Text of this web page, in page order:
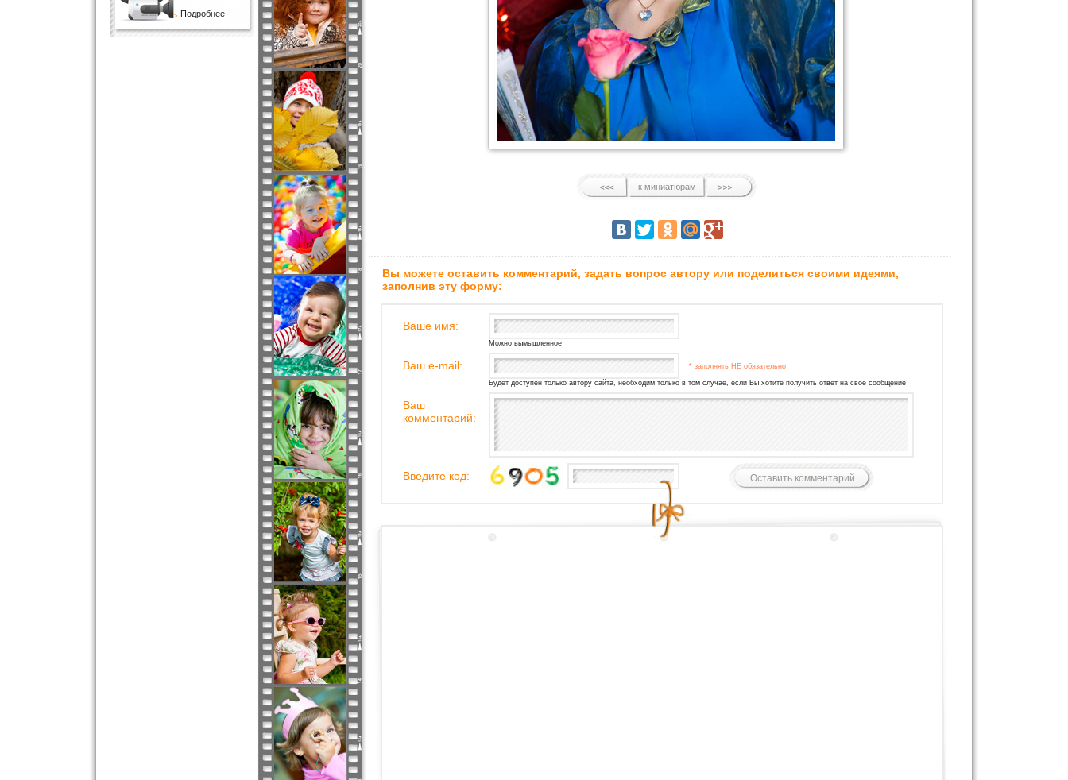
Подробнее
к миниатюрам
Вы можете оставить комментарий, задать вопрос автору или поделиться своими идеями,
заполнив эту форму:
Ваше имя:
Можно вымышленное
Ваш e-mail: * заполнять НЕ обязательно
Будет доступен только автору сайта, необходим только в том случае, если Вы хотите получить ответ на своё сообщение
Ваш
комментарий:
Введите код: